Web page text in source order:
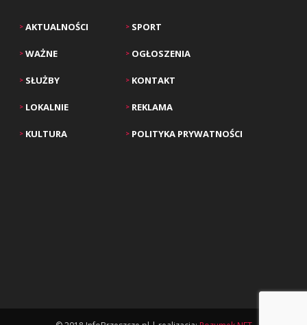
> AKTUALNOŚCI
> WAŻNE
> SŁUŻBY
> LOKALNIE
> KULTURA
> SPORT
> OGŁOSZENIA
> KONTAKT
> REKLAMA
> POLITYKA PRYWATNOŚCI